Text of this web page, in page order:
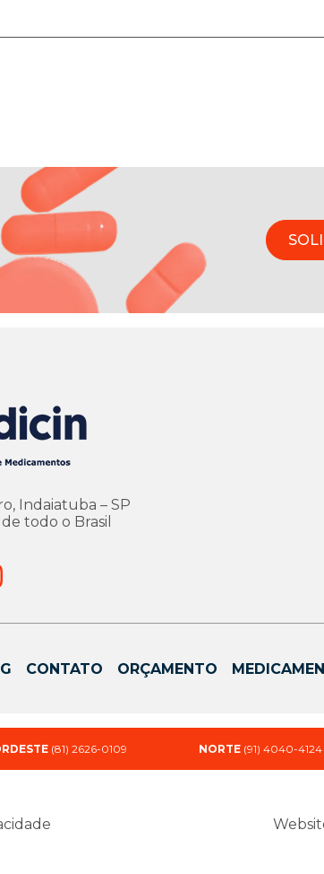
Indaiatuba – SP
todo o Brasil
CONTATO ORÇAMENTO
(81) 2626-0109 NORTE (91) 4040-4124